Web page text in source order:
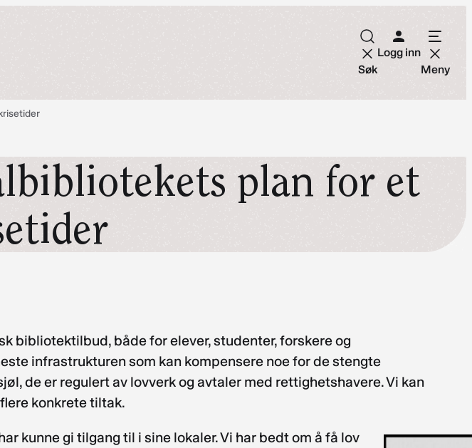
Søk
Logg inn
Meny
plan for et
bibliotektilbud, både for elever, studenter, forskere og
infrastrukturen som kan kompensere noe for de stengte
de er regulert av lovverk og avtaler med rettighetshavere. Vi kan
konkrete tiltak.
kunne gi tilgang til i sine lokaler. Vi har bedt om å få lov